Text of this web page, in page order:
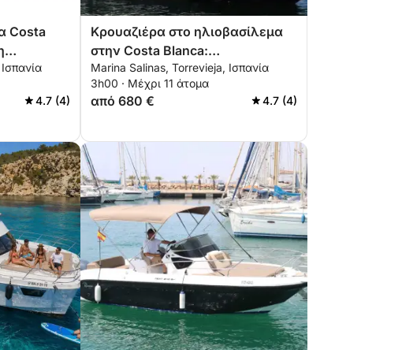
Costa
στο
4.7 (4)
Κρουαζιέρα στο ηλιοβασίλεμα
στην Costa Blanca:
Προσαρμόσιμη βραδινή
περιήγηση από την Torrevieja στο
La Manga και την Tabarca
Marina Salinas, Torrevieja, Ισπανία
3h00 · Μέχρι 11 άτομα
από 680 € 4.7 (4)